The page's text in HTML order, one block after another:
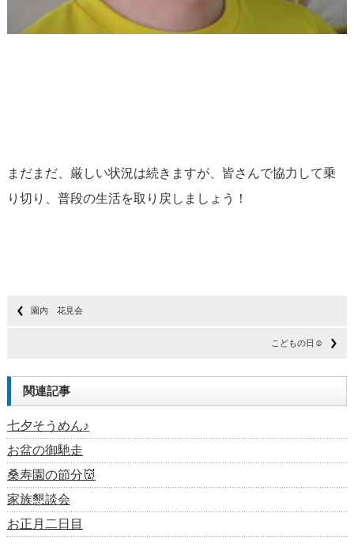
まだまだ、厳しい状況は続きますが、皆さんで協力して乗
り切り、普段の生活を取り戻しましょう！
園内 花見会
こどもの日☺
関連記事
七夕そうめん♪
お盆の御馳走
桑寿園の節分👹
家族懇談会
お正月二日目